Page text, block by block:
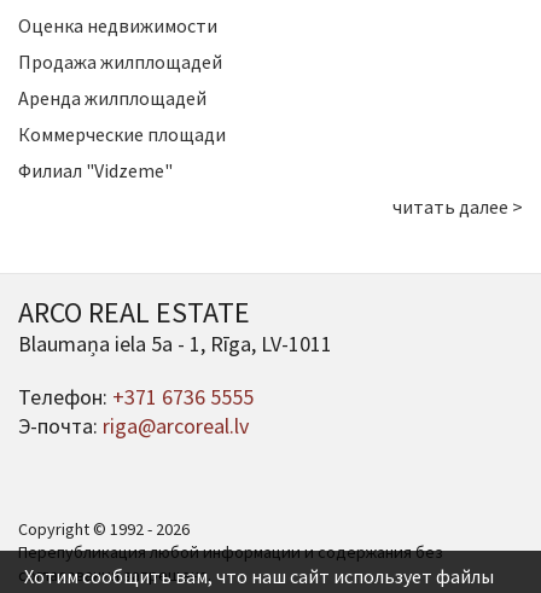
Оценка недвижимости
Продажа жилплощадей
Аренда жилплощадей
Коммерческие площади
Филиал "Vidzeme"
читать далее >
ARCO REAL ESTATE
Blaumaņa iela 5a - 1, Rīga, LV-1011
Телефон: +371 6736 5555
Э-почта: riga@arcoreal.lv
Copyright © 1992 - 2026
Перепубликация любой информации и содержания без
согласования запрещена.
Хотим сообщить вам, что наш сайт использует файлы